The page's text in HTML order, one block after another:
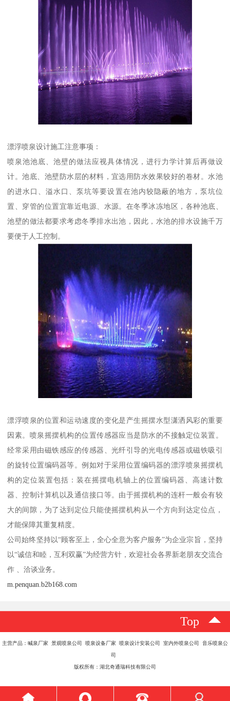
漂浮喷泉设计施工注意事项：
喷泉池池底、池壁的做法应视具体情况，进行力学计算后再做设
计。池底、池壁防水层的材料，宜选用防水效果较好的卷材。水池
的进水口、溢水口、泵坑等要设置在池内较隐蔽的地方，泵坑位
置、穿管的位置宜靠近电源、水源。在冬季冰冻地区，各种池底、
池壁的做法都要求考虑冬季排水出池，因此，水池的排水设施千万
要便于人工控制。
漂浮喷泉的位置和运动速度的变化是产生摇摆水型潇洒风彩的重要
因素。喷泉摇摆机构的位置传感器应当是防水的不接触定位装置。
经常采用由磁铁感应的传感器、光纤引导的光电传感器或磁铁吸引
的旋转位置编码器等。例如对于采用位置编码器的漂浮喷泉摇摆机
构的定位装置包括：装在摇摆电机轴上的位置编码器、高速计数
器、控制计算机以及通信接口等。由于摇摆机构的连杆一般会有较
大的间隙，为了达到定位只能使摇摆机构从一个方向到达定位点，
才能保障其重复精度。
公司始终坚持以“顾客至上，全心全意为客户服务”为企业宗旨，坚持
以“诚信和睦，互利双赢”为经营方针，欢迎社会各界新老朋友交流合
作 、洽谈业务。
m.penquan.b2b168.com
Top
主营产品：喊泉厂家 景观喷泉公司 喷泉设备厂家 喷泉设计安装公司 室内外喷泉公司 音乐喷泉公
司
版权所有：湖北奇通瑞科技有限公司